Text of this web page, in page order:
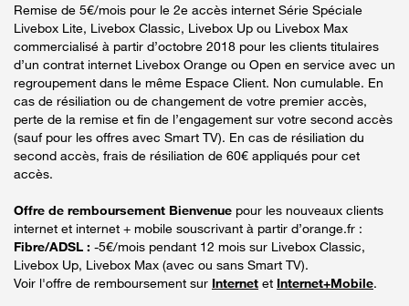
Remise de 5€/mois pour le 2e accès internet Série Spéciale
Livebox Lite, Livebox Classic, Livebox Up ou Livebox Max
commercialisé à partir d’octobre 2018 pour les clients titulaires
d’un contrat internet Livebox Orange ou Open en service avec un
regroupement dans le même Espace Client. Non cumulable. En
cas de résiliation ou de changement de votre premier accès,
perte de la remise et fin de l’engagement sur votre second accès
(sauf pour les offres avec Smart TV). En cas de résiliation du
second accès, frais de résiliation de 60€ appliqués pour cet
accès.
Offre de remboursement Bienvenue pour les nouveaux clients
internet et internet + mobile souscrivant à partir d’orange.fr :
Fibre/ADSL : -5€/mois pendant 12 mois sur Livebox Classic,
Livebox Up, Livebox Max (avec ou sans Smart TV).
Voir l'offre de remboursement sur Internet et Internet+Mobile.